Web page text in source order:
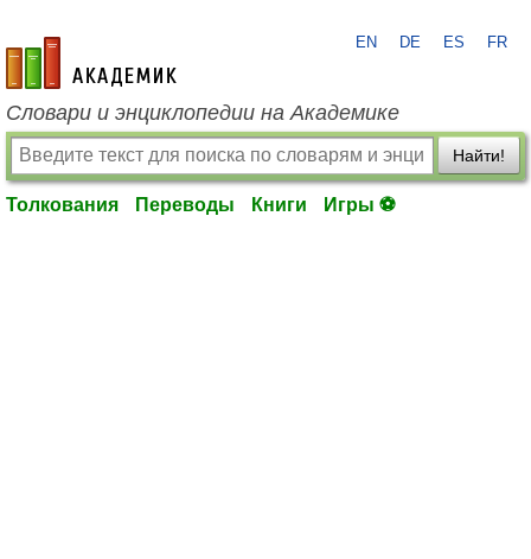
academic.ru
EN DE ES FR
Словари и энциклопедии на Академике
Найти!
Толкования Переводы Книги Игры ⚽